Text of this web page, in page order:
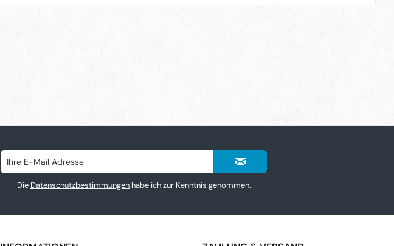
Die Datenschutzbestimmungenhabe ich zur Kenntnis genommen.